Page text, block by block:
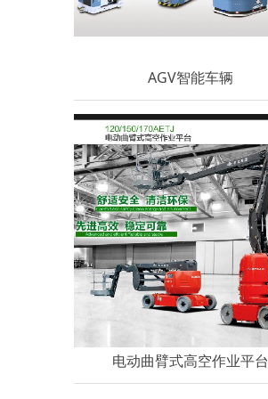
AGV智能车辆
电动曲臂式高空作业平台